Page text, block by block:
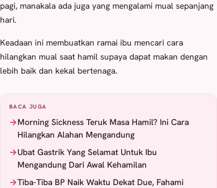
pagi, manakala ada juga yang mengalami mual sepanjang
hari.
Keadaan ini membuatkan ramai ibu mencari cara
hilangkan mual saat hamil supaya dapat makan dengan
lebih baik dan kekal bertenaga.
BACA JUGA
Morning Sickness Teruk Masa Hamil? Ini Cara
Hilangkan Alahan Mengandung
Ubat Gastrik Yang Selamat Untuk Ibu
Mengandung Dari Awal Kehamilan
Tiba-Tiba BP Naik Waktu Dekat Due, Fahami